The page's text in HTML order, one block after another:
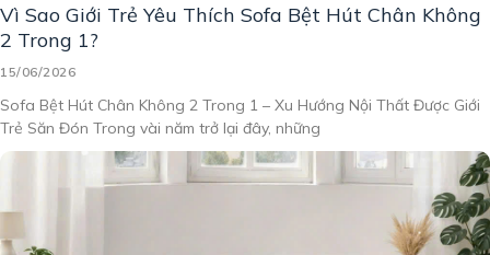
Vì Sao Giới Trẻ Yêu Thích Sofa Bệt Hút Chân Không
2 Trong 1?
15/06/2026
Sofa Bệt Hút Chân Không 2 Trong 1 – Xu Hướng Nội Thất Được Giới
Trẻ Săn Đón Trong vài năm trở lại đây, những